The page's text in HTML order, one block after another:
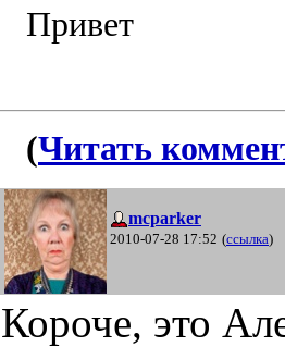
Привет
(Читать
mcparker
2010-07-28 17:52 (ссылка)
Короче, это